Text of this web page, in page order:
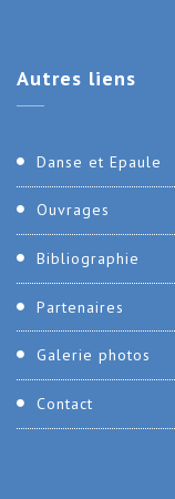
Autres liens
Danse et Epaule
Ouvrages
Bibliographie
Partenaires
Galerie photos
Contact